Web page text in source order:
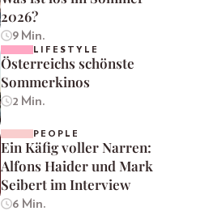
2026?
9 Min.
LIFESTYLE
Österreichs schönste
Sommerkinos
2 Min.
PEOPLE
Ein Käfig voller Narren:
Alfons Haider und Mark
Seibert im Interview
6 Min.